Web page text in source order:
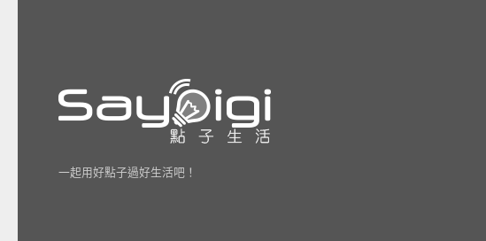
一起用好點子過好生活吧！